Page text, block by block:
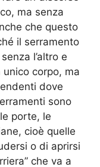
ma senza
che questo
il serramento
l’altro e
corpo, ma
dove
sono
porte, le
cioè quelle
o di aprirsi
che va a